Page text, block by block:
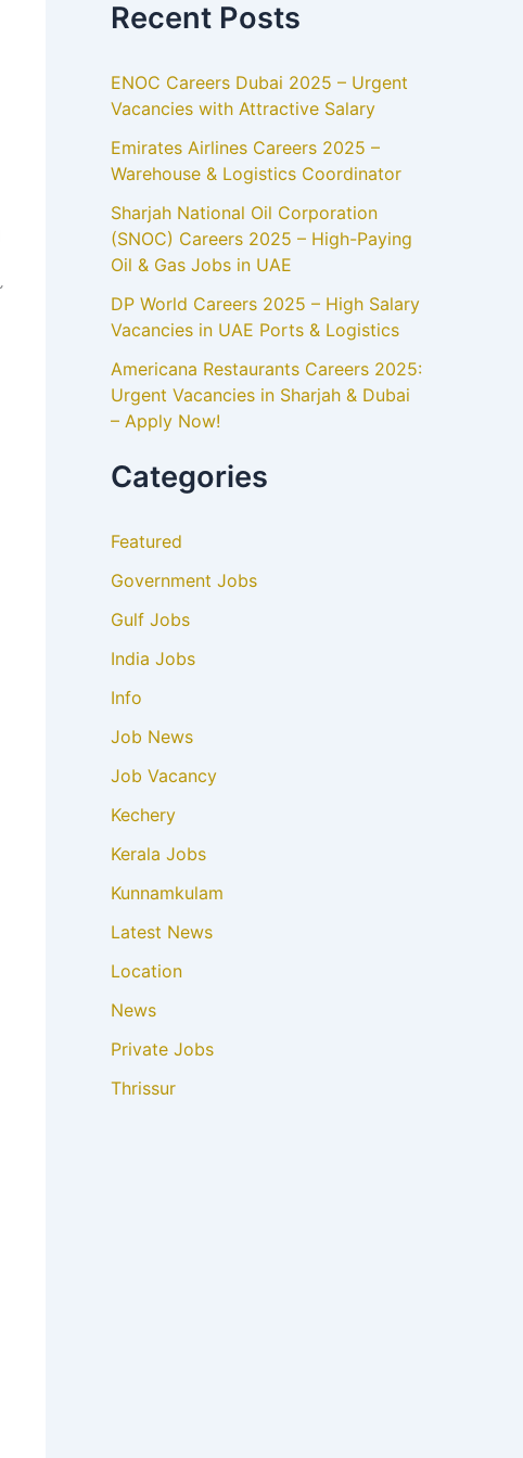
Recent Posts
ENOC Careers Dubai 2025 – Urgent
Vacancies with Attractive Salary
Emirates Airlines Careers 2025 –
Warehouse & Logistics Coordinator
Sharjah National Oil Corporation
(SNOC) Careers 2025 – High-Paying
Oil & Gas Jobs in UAE
DP World Careers 2025 – High Salary
Vacancies in UAE Ports & Logistics
Americana Restaurants Careers 2025:
Urgent Vacancies in Sharjah & Dubai
– Apply Now!
Categories
Featured
Government Jobs
Gulf Jobs
India Jobs
Info
Job News
Job Vacancy
Kechery
Kerala Jobs
Kunnamkulam
Latest News
Location
News
Private Jobs
Thrissur